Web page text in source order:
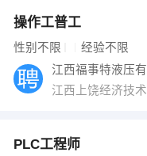
操作工普工
性别不限 经验不限
江西福事特液压
江西上饶经济技
PLC工程师